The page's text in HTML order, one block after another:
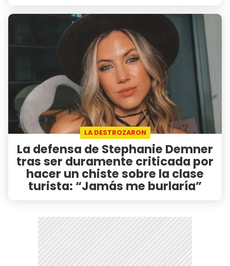
LA DESTROZARON
La defensa de Stephanie Demner
tras ser duramente criticada por
hacer un chiste sobre la clase
turista: “Jamás me burlaría”